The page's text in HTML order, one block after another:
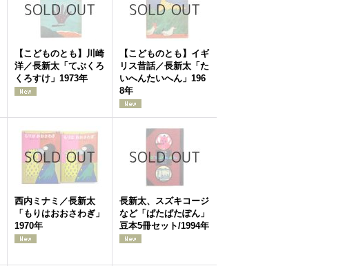
【こどものとも】川崎
洋／長新太「てぶくろ
くろすけ」1973年
【こどものとも】イギ
リス昔話／長新太「た
いへんたいへん」196
8年
西内ミナミ／長新太
「もりはおおさわぎ」
1970年
長新太、スズキコージ
など「ぱたぱたぽん」
豆本5冊セット/1994年